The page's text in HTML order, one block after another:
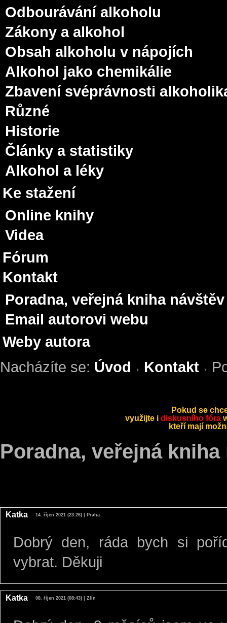
Odbourávání alkoholu
Zákony a alkohol
Obsah alkoholu v nápojích
Alkohol jako chemikálie
Zbavení svéprávnosti
Různé
Historie
Články a statistiky
Alkohol a léky
Ke stažení
Online knihy
Videa
Fórum
Kontakt
Poradna, veřejná kniha návštěv
Email autorovi webu
Weby autora
Nacházíte se: Úvod Kontakt
Pokud se
využijte idiskusního fóra
kteří mají
Poradna, veřejná kniha
Katka 14. říjen 2021 (23:26) | Praha
Dobrý den, ráda bych si
vybrat. Děkuji
Katka 08. říjen 2021 (08:43) | Zlín